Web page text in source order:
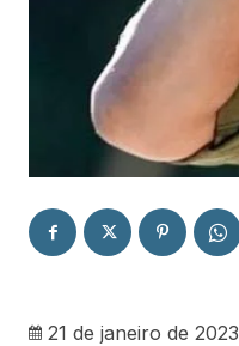
21 de janeiro de 2023